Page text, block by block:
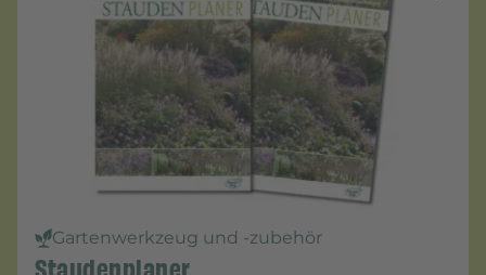
Gartenwerkzeug und -zubehör